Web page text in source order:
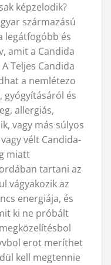
képzelodik?
származású
legátfogóbb és
amit a Candida
Teljes Candida
a nemlétezo
gyógyításáról és
allergiás,
vagy más súlyos
vélt Candida-
miatt
tartani az
vágyakozik az
energiája, és
ki ne próbált
erot meríthet
kell megtennie